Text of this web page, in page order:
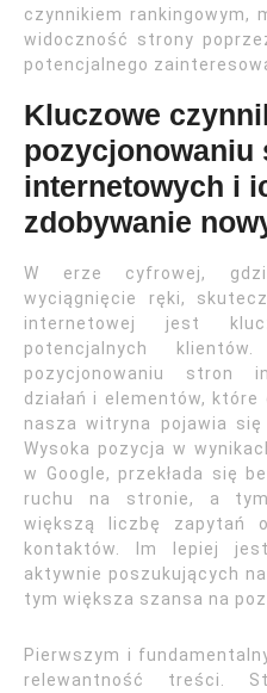
czynnikiem rankingowym,
widoczność strony
potencjalnego
Kluczowe
pozycjonowaniu
internetowych i
zdobywanie
W erze cyfrowej,
wyciągnięcie ręki,
internetowej jest
potencjalnych
pozycjonowaniu stron
działań i elementów,
nasza witryna pojawia się
Wysoka pozycja w
w Google, przekłada się
ruchu na stronie, a
większą liczbę zapytań
kontaktów. Im lepiej
aktywnie poszukujących
tym większa szansa na
Pierwszym i
relewantność treści.